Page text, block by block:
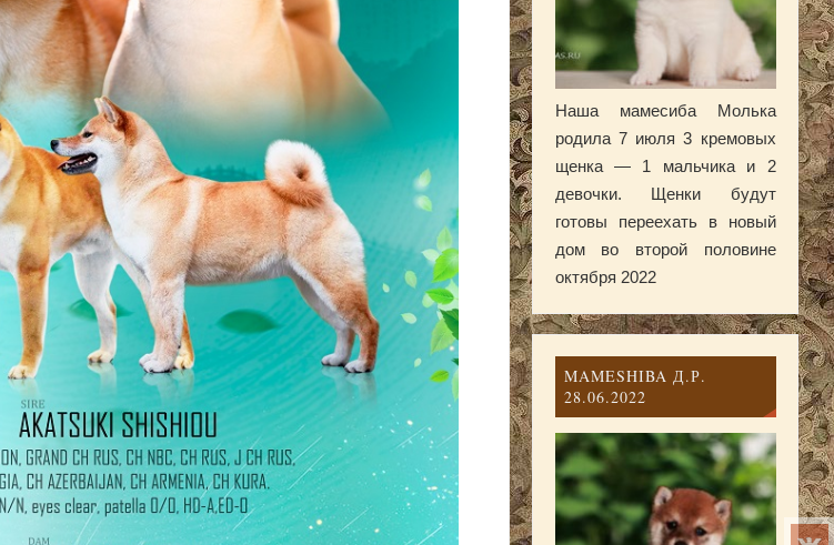
Наша мамесиба Молька
родила 7 июля 3 кремовых
щенка — 1 мальчика и 2
девочки. Щенки будут
готовы переехать в новый
дом во второй половине
октября 2022
MAMESHIBA Д.Р.
28.06.2022